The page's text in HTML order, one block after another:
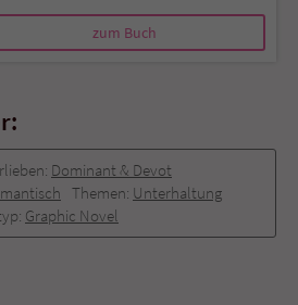
zum Buch
Dominant & Devot
Themen: Unterhaltung
Graphic Novel